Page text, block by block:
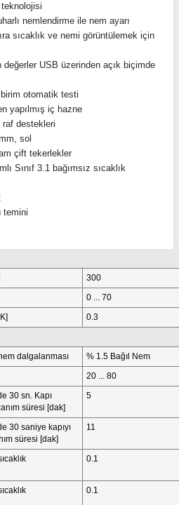
nemlendirme ile nem ayarı
sıcaklık ve nemi görüntülemek için
USB üzerinden açık biçimde
otomatik testi
yapılmış iç hazne
destekleri
sol
çift tekerlekler
Sınıf 3.1 bağımsız sıcaklık
temini
300
0 ... 70
0.3
dalgalanması
% 1.5 Bağıl Nem
20 ... 80
30 sn. Kapı
süresi [dak]
5
30 saniye kapıyı
süresi [dak]
11
0.1
0.1